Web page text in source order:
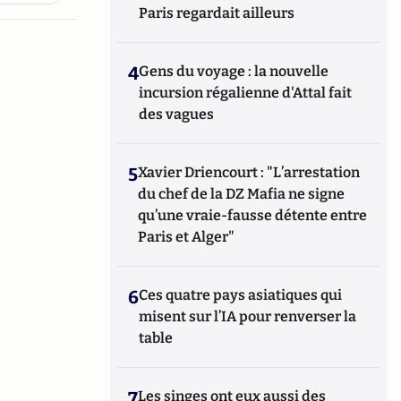
Paris regardait ailleurs
4Gens du voyage : la nouvelle
incursion régalienne d'Attal fait
des vagues
5Xavier Driencourt : "L’arrestation
du chef de la DZ Mafia ne signe
qu’une vraie-fausse détente entre
Paris et Alger"
6Ces quatre pays asiatiques qui
misent sur l’IA pour renverser la
table
Les singes ont eux aussi des